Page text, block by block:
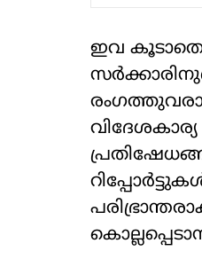
ഇവ കൂടാതെ